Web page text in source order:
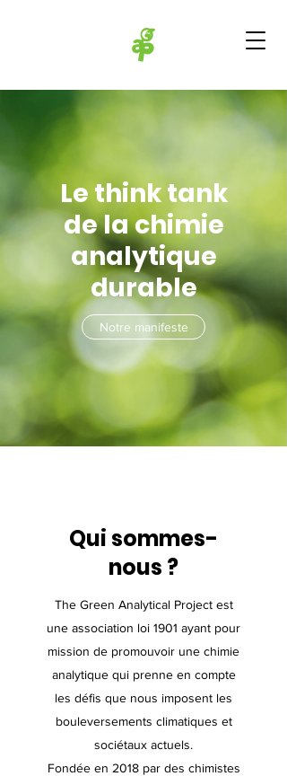
Qui sommes-
nous ?
The Green Analytical Project est
une association loi 1901 ayant pour
mission de promouvoir une chimie
analytique qui prenne en compte
les défis que nous imposent les
bouleversements climatiques et
sociétaux actuels.
Fondée en 2018 par des chimistes
Le think tank
de la chimie
analytique
durable
Notre manifeste